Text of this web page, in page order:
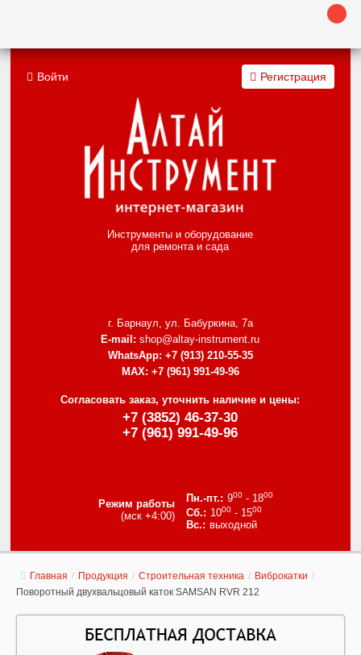
Инструменты и оборудование
для ремонта и сада
г. Барнаул, ул. Бабуркина, 7а
E-mail: shop@altay-instrument.ru
WhatsApp: +7 (913) 210-55-35
MAX: +7 (961) 991-49-96
Согласовать заказ, уточнить наличие и цены:
+7 (3852) 46-37-30
+7 (961) 991-49-96
Режим работы
(мск +4:00)
900- 1800
1000- 1500
выходной
Войти Регистрация
Главная / Продукция / Строительная техника / Виброкатки /
Поворотный двухвальцовый каток SAMSAN RVR 212